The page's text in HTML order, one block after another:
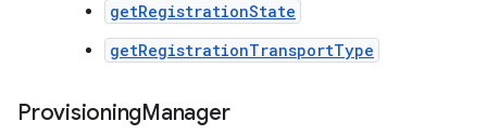
getRegistrationState
getRegistrationTransportType
ProvisioningManager